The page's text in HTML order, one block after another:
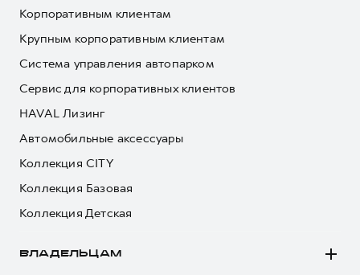
Корпоративным клиентам
Крупным корпоративным клиентам
Система управления автопарком
Сервис для корпоративных клиентов
HAVAL Лизинг
Автомобильные аксессуары
Коллекция CITY
Коллекция Базовая
Коллекция Детская
ВЛАДЕЛЬЦАМ